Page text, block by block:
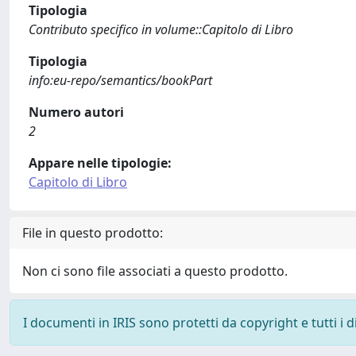
Tipologia
Contributo specifico in volume::Capitolo di Libro
Tipologia
info:eu-repo/semantics/bookPart
Numero autori
2
Appare nelle tipologie:
Capitolo di Libro
File in questo prodotto:
Non ci sono file associati a questo prodotto.
I documenti in IRIS sono protetti da copyright e tutti i